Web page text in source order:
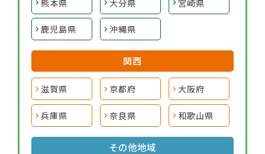
熊本県 大分県 宮崎県
鹿児島県 沖縄県
関西
滋賀県 京都府 大阪府
兵庫県 奈良県 和歌山県
その他地域